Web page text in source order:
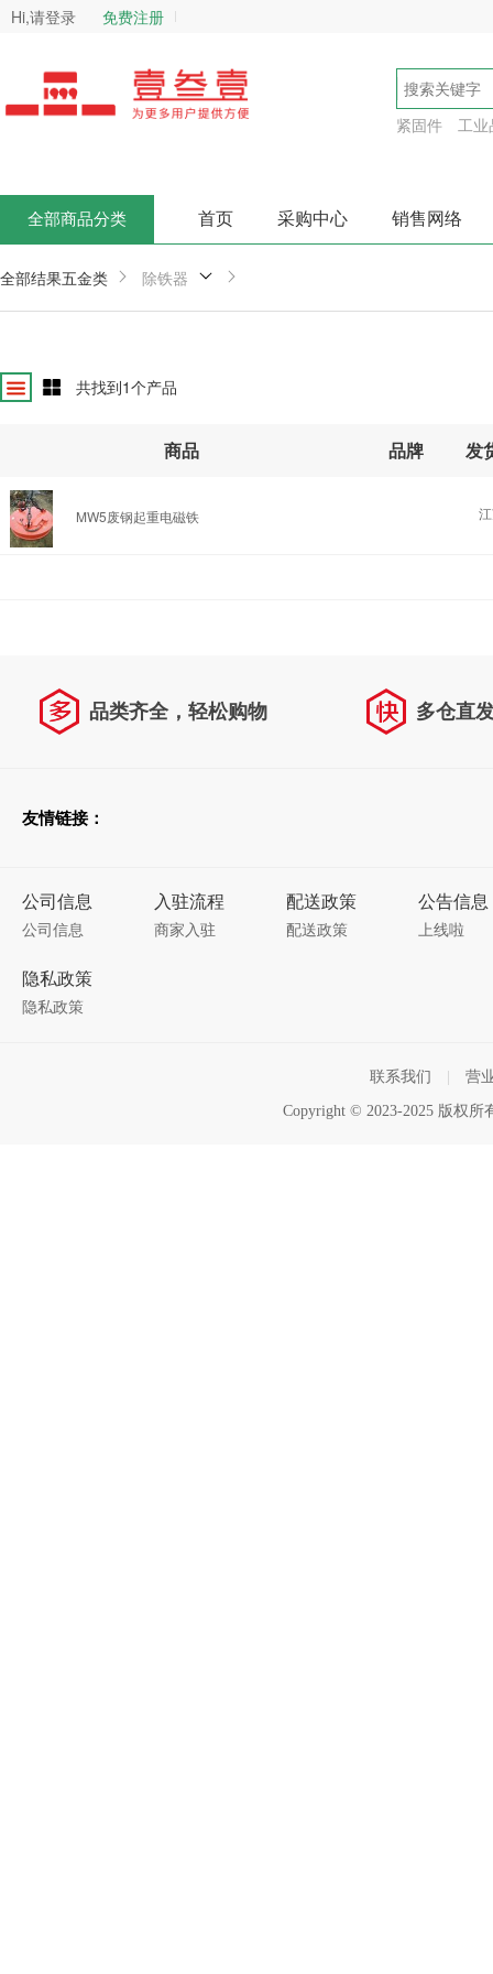
Hi,请登录 免费注册
紧固件 工业
全部商品分类 首页 采购中心 销售网络
全部结果五金类 除铁器
共找到1个产品
商品 品牌 发
MW5废钢起重电磁铁
品类齐全，轻松购物 多仓直
友情链接：
公司信息
公司信息
入驻流程
商家入驻
配送政策
配送政策
公告信息
上线啦
隐私政策
隐私政策
联系我们 营
Copyright © 2023-2025 版权所